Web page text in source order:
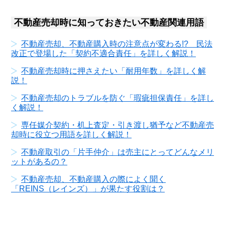
不動産売却時に知っておきたい不動産関連用語
不動産売却、不動産購入時の注意点が変わる!? 民法
改正で登場した「契約不適合責任」を詳しく解説！
不動産売却時に押さえたい「耐用年数」を詳しく解
説！
不動産売却のトラブルを防ぐ「瑕疵担保責任」を詳し
く解説！
専任媒介契約・机上査定・引き渡し猶予など不動産売
却時に役立つ用語を詳しく解説！
不動産取引の「片手仲介」は売主にとってどんなメリ
ットがあるの？
不動産売却、不動産購入の際によく聞く
「REINS（レインズ）」が果たす役割は？